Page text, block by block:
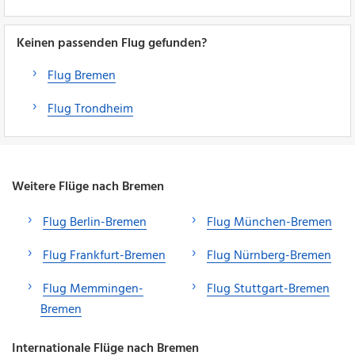
Keinen passenden Flug gefunden?
Flug Bremen
Flug Trondheim
Weitere Flüge nach Bremen
Flug Berlin-Bremen
Flug Frankfurt-Bremen
Flug Memmingen-
Bremen
Flug München-Bremen
Flug Nürnberg-Bremen
Flug Stuttgart-Bremen
Internationale Flüge nach Bremen